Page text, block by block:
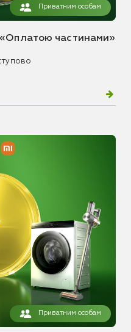
Приватним особам
«Оплатою частинами»
Приватним особам